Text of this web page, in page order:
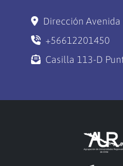
Dirección
+56612201450
Casilla 113-D